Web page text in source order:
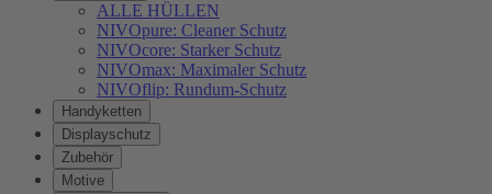
ALLE HÜLLEN
NIVOpure: Cleaner Schutz
NIVOcore: Starker Schutz
NIVOmax: Maximaler Schutz
NIVOflip: Rundum-Schutz
Handyketten
Displayschutz
Zubehör
Motive